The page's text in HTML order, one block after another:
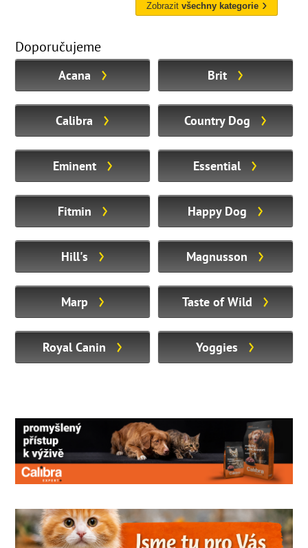
Zobrazit všechny kategorie
Doporučujeme
Acana Brit
Calibra Country Dog
Eminent Essential
Fitmin Happy Dog
Hill's Magnusson
Marp Taste of Wild
Royal Canin Yoggies